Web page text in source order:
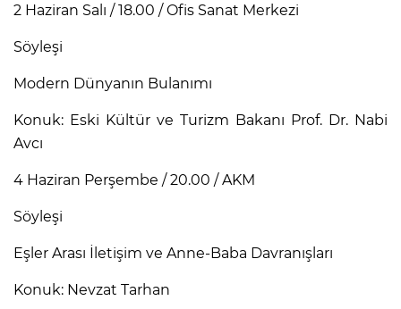
2 Haziran Salı / 18.00 / Ofis Sanat Merkezi
Söyleşi
Modern Dünyanın Bulanımı
Konuk: Eski Kültür ve Turizm Bakanı Prof. Dr. Nabi
Avcı
4 Haziran Perşembe / 20.00 / AKM
Söyleşi
Eşler Arası İletişim ve Anne-Baba Davranışları
Konuk: Nevzat Tarhan